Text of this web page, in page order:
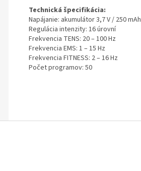
Technická špecifikácia:
Napájanie: akumulátor 3,7 V / 250 mAh
Regulácia intenzity: 16 úrovní
Frekvencia TENS: 20 – 100 Hz
Frekvencia EMS: 1 – 15 Hz
Frekvencia FITNESS: 2 – 16 Hz
Počet programov: 50